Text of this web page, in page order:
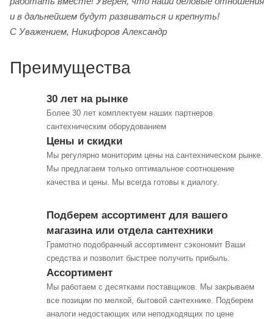
и в дальнейшем будут развиваться и крепнуть!
С Уважением, Никифоров Александр
Преимущества
30 лет на рынке
Более 30 лет комплектуем наших партнеров
сантехническим оборудованием
Цены и скидки
Мы регулярно мониторим цены на сантехническом рынке.
Мы предлагаем только оптимальное соотношение
качества и цены. Мы всегда готовы к диалогу.
Подберем ассортимент для вашего
магазина или отдела сантехники
Грамотно подобранный ассортимент сэкономит Ваши
средства и позволит быстрее получить прибыль.
Ассортимент
Мы работаем с десятками поставщиков. Мы закрываем
все позиции по мелкой, бытовой сантехнике. Подберем
аналоги недостающих или неподходящих по цене